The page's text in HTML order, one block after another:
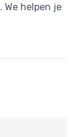
. We helpen je